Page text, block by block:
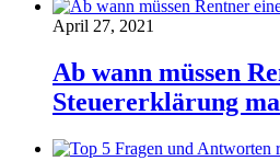
April 27, 2021
Ab wann müssen
Steuererklärung